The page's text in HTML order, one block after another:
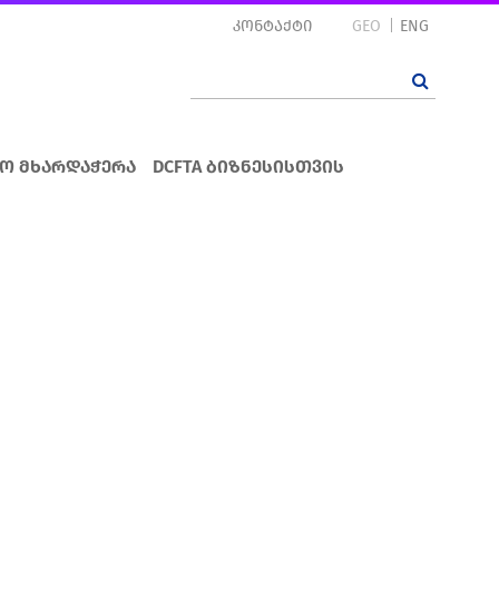
კონტაქტი GEO ENG
მხარდაჭერა DCFTA ბიზნესისთვის